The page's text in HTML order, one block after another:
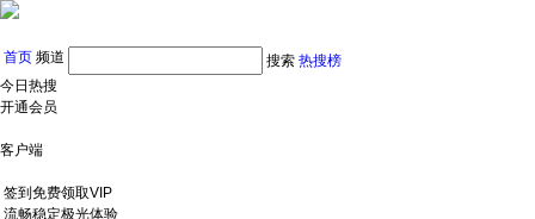
首页 频道 搜索 热搜榜
今日热搜
开通会员
客户端
签到免费领取VIP
流畅稳定极光体验